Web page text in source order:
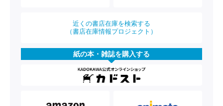
近くの書店在庫を検索する
（書店在庫情報プロジェクト）
紙の本・雑誌を購入する